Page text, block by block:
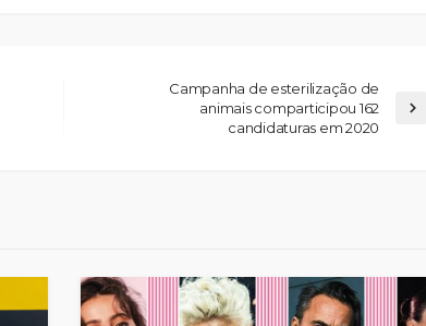
Campanha de esterilização de
animais comparticipou 162
candidaturas em 2020